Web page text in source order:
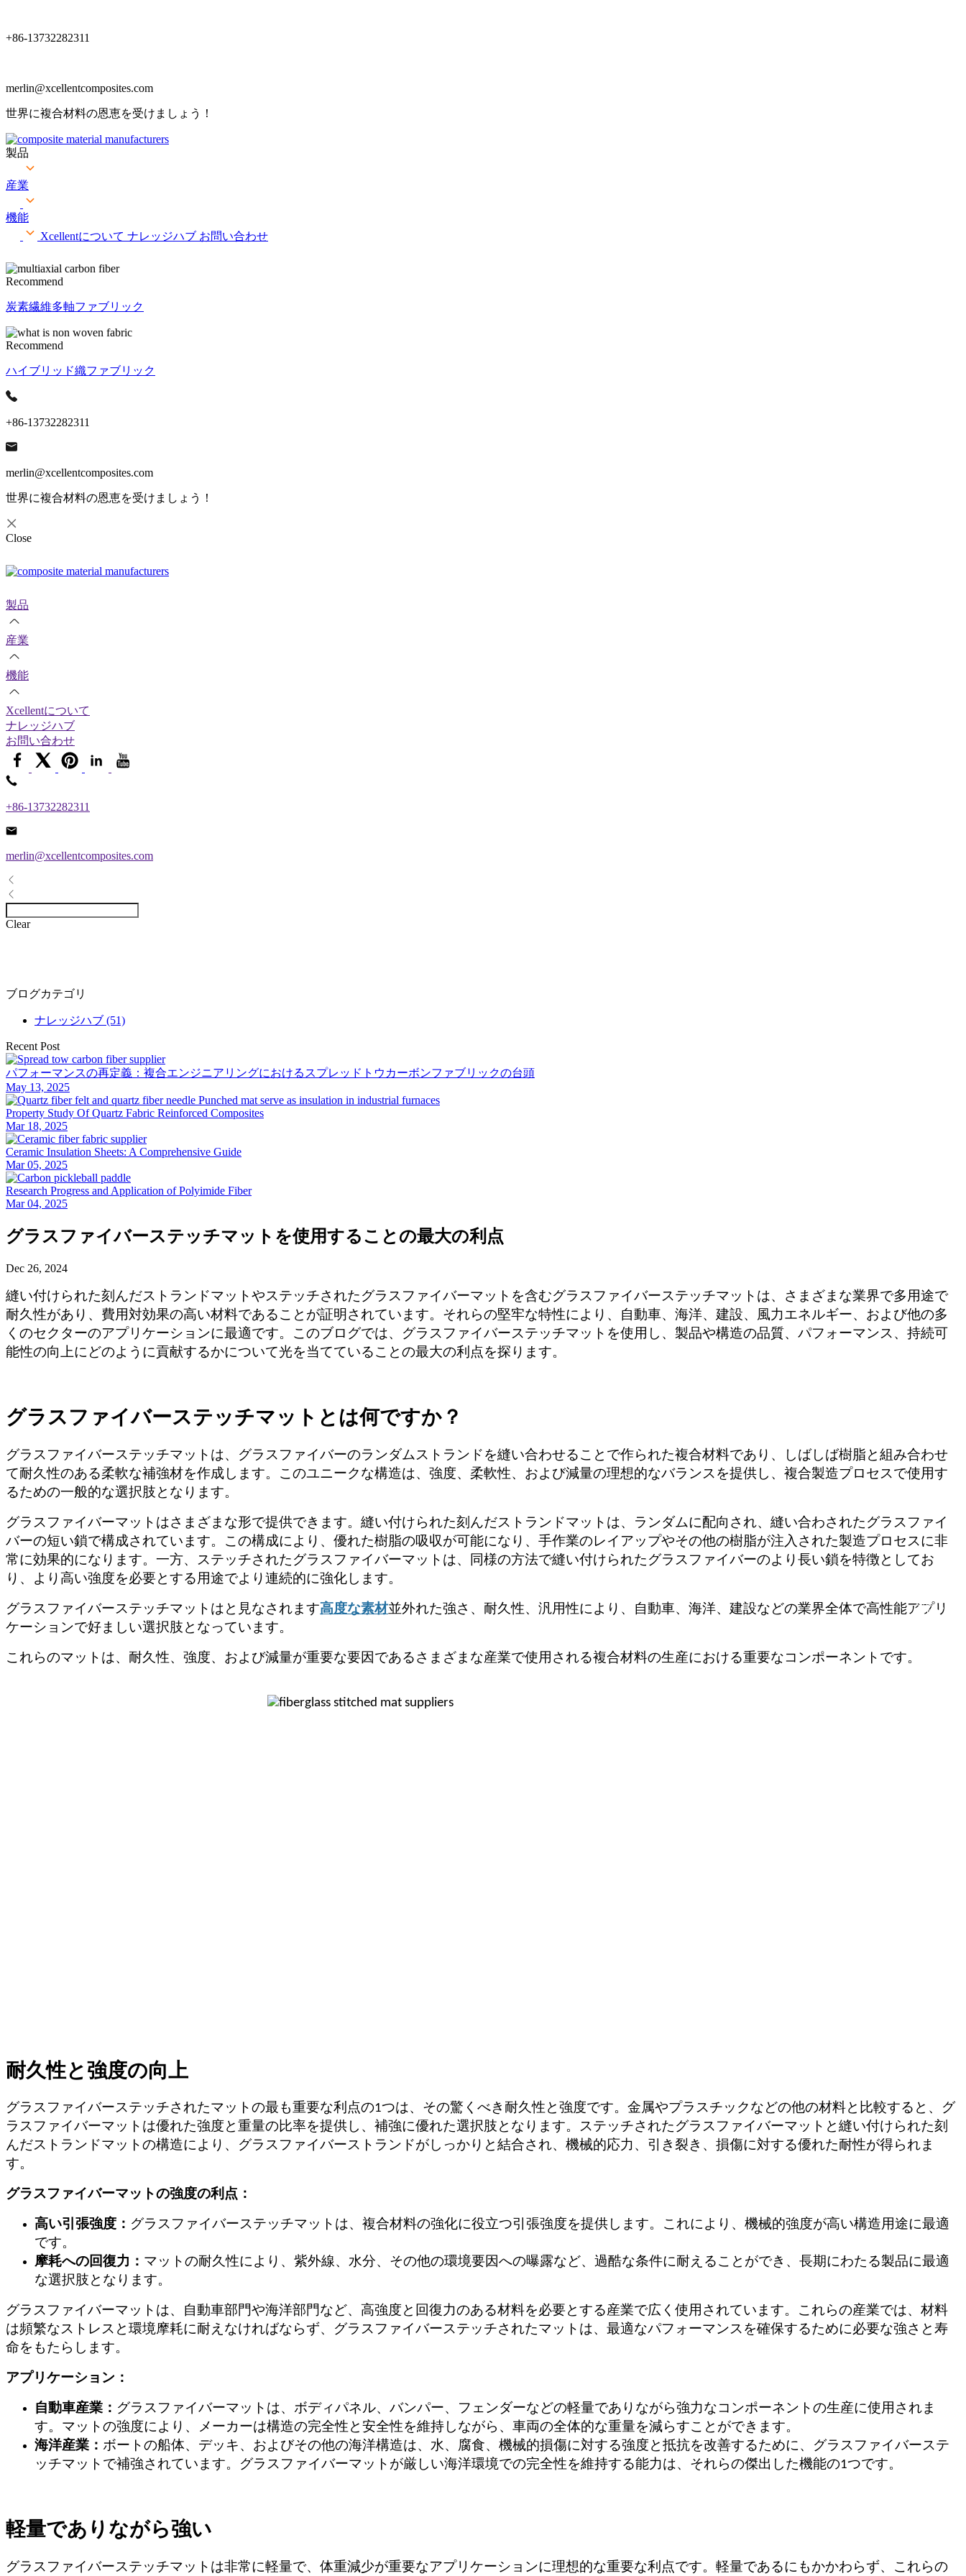
+86-13732282311
merlin@xcellentcomposites.com
世界に複合材料の恩恵を受けましょう！
製品
産業
機能
Xcellentについて ナレッジハブ お問い合わせ
Recommend
炭素繊維多軸ファブリック
Recommend
ハイブリッド織ファブリック
+86-13732282311
merlin@xcellentcomposites.com
世界に複合材料の恩恵を受けましょう！
Close
製品
産業
機能
Xcellentについて
ナレッジハブ
お問い合わせ
+86-13732282311
merlin@xcellentcomposites.com
Clear
ブログカテゴリ
ナレッジハブ (51)
Recent Post
パフォーマンスの再定義：複合エンジニアリングにおけるスプレッドトウカーボンファブリックの台頭
May 13, 2025
Property Study Of Quartz Fabric Reinforced Composites
Mar 18, 2025
Ceramic Insulation Sheets: A Comprehensive Guide
Mar 05, 2025
Research Progress and Application of Polyimide Fiber
Mar 04, 2025
グラスファイバーステッチマットを使用することの最大の利点
Dec 26, 2024
縫い付けられた刻んだストランドマットやステッチされたグラスファイバーマットを含むグラスファイバーステッチマットは、さまざまな業界で多用途で
耐久性があり、費用対効果の高い材料であることが証明されています。それらの堅牢な特性により、自動車、海洋、建設、風力エネルギー、および他の多
くのセクターのアプリケーションに最適です。このブログでは、グラスファイバーステッチマットを使用し、製品や構造の品質、パフォーマンス、持続可
能性の向上にどのように貢献するかについて光を当てていることの最大の利点を探ります。
グラスファイバーステッチマットとは何ですか？
グラスファイバーステッチマットは、グラスファイバーのランダムストランドを縫い合わせることで作られた複合材料であり、しばしば樹脂と組み合わせ
て耐久性のある柔軟な補強材を作成します。このユニークな構造は、強度、柔軟性、および減量の理想的なバランスを提供し、複合製造プロセスで使用す
るための一般的な選択肢となります。
グラスファイバーマットはさまざまな形で提供できます。縫い付けられた刻んだストランドマットは、ランダムに配向され、縫い合わされたグラスファイ
バーの短い鎖で構成されています。この構成により、優れた樹脂の吸収が可能になり、手作業のレイアップやその他の樹脂が注入された製造プロセスに非
常に効果的になります。一方、ステッチされたグラスファイバーマットは、同様の方法で縫い付けられたグラスファイバーのより長い鎖を特徴としてお
り、より高い強度を必要とする用途でより連続的に強化します。
グラスファイバーステッチマットはと見なされます高度な素材並外れた強さ、耐久性、汎用性により、自動車、海洋、建設などの業界全体で高性能アプリ
ケーションで好ましい選択肢となっています。
これらのマットは、耐久性、強度、および減量が重要な要因であるさまざまな産業で使用される複合材料の生産における重要なコンポーネントです。
耐久性と強度の向上
グラスファイバーステッチされたマットの最も重要な利点の1つは、その驚くべき耐久性と強度です。金属やプラスチックなどの他の材料と比較すると、グ
ラスファイバーマットは優れた強度と重量の比率を提供し、補強に優れた選択肢となります。ステッチされたグラスファイバーマットと縫い付けられた刻
んだストランドマットの構造により、グラスファイバーストランドがしっかりと結合され、機械的応力、引き裂き、損傷に対する優れた耐性が得られま
す。
グラスファイバーマットの強度の利点：
高い引張強度： グラスファイバーステッチマットは、複合材料の強化に役立つ引張強度を提供します。これにより、機械的強度が高い構造用途に最適
です。
摩耗への回復力： マットの耐久性により、紫外線、水分、その他の環境要因への曝露など、過酷な条件に耐えることができ、長期にわたる製品に最適
な選択肢となります。
グラスファイバーマットは、自動車部門や海洋部門など、高強度と回復力のある材料を必要とする産業で広く使用されています。これらの産業では、材料
は頻繁なストレスと環境摩耗に耐えなければならず、グラスファイバーステッチされたマットは、最適なパフォーマンスを確保するために必要な強さと寿
命をもたらします。
アプリケーション：
自動車産業： グラスファイバーマットは、ボディパネル、バンパー、フェンダーなどの軽量でありながら強力なコンポーネントの生産に使用されま
す。マットの強度により、メーカーは構造の完全性と安全性を維持しながら、車両の全体的な重量を減らすことができます。
海洋産業： ボートの船体、デッキ、およびその他の海洋構造は、水、腐食、機械的損傷に対する強度と抵抗を改善するために、グラスファイバーステ
ッチマットで補強されています。グラスファイバーマットが厳しい海洋環境での完全性を維持する能力は、それらの傑出した機能の1つです。
軽量でありながら強い
グラスファイバーステッチマットは非常に軽量で、体重減少が重要なアプリケーションに理想的な重要な利点です。軽量であるにもかかわらず、これらの